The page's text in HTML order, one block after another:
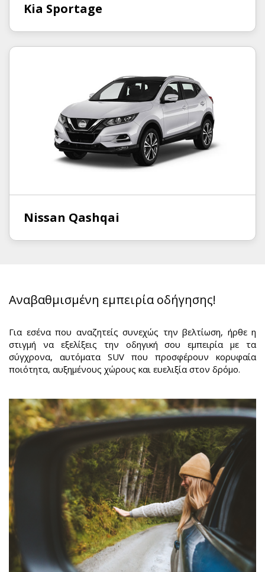
Kia Sportage
Nissan Qashqai
Αναβαθμισμένη εμπειρία οδήγησης!
Για εσένα που αναζητείς συνεχώς την βελτίωση, ήρθε η
στιγμή να εξελίξεις την οδηγική σου εμπειρία με τα
σύγχρονα, αυτόματα SUV που προσφέρουν κορυφαία
ποιότητα, αυξημένους χώρους και ευελιξία στον δρόμο.